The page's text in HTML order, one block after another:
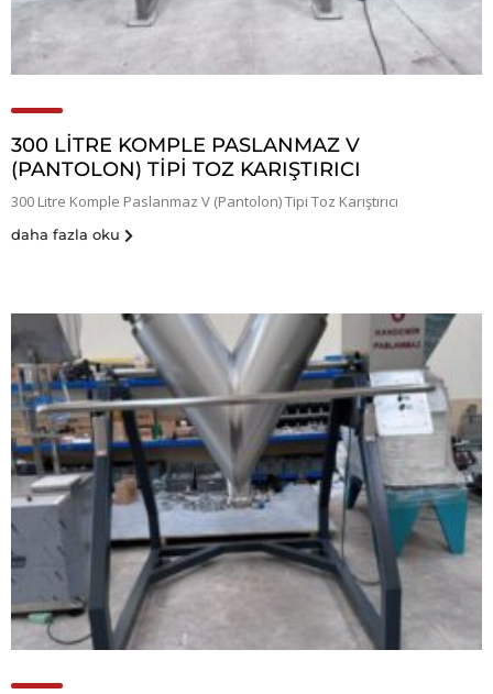
300 LITRE KOMPLE PASLANMAZ V
(PANTOLON) TIPI TOZ KARIŞTIRICI
300 Litre Komple Paslanmaz V (Pantolon) Tipi Toz Karıştırıcı
daha fazla oku